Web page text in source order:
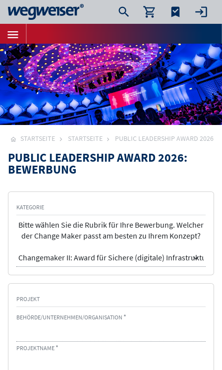
STARTSEITE STARTSEITE PUBLIC LEADERSHIP AWARD 2026
PUBLIC LEADERSHIP AWARD 2026:
BEWERBUNG
KATEGORIE
Bitte wählen Sie die Rubrik für Ihre Bewerbung. Welcher
der Change Maker passt am besten zu Ihrem Konzept?
U
B
I
K
PROJEKT
BEHÖRDE/UNTERNEHMEN/ORGANISATION
PROJEKTNAME